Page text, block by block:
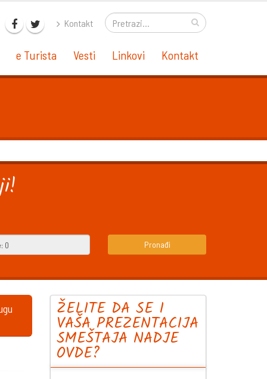
Kontakt
e Turista Vesti Linkovi Kontakt
Pronađi
ŽELITE DA SE I
VAŠA PREZENTACIJA
SMEŠTAJA NADJE
OVDE?